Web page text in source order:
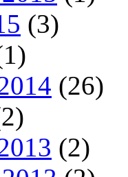
(3)
(26)
(2)